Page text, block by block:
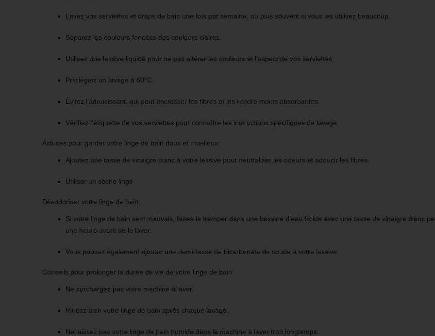
Lavez vos serviettes et draps de bain une fois par semaine ou plus souvent si vous les utilisez beaucoup.
Séparez les couleurs foncées des couleurs claires.
Utilisez une lessive liquide pour ne pas altérer les couleurs et l'aspect de vos serviettes
Privilégiez un lavage à 60°C
Évitez l'adoucissant qui peut encrasser les fibres et les rendre moins absorbantes.
Vérifiez l'étiquette de vos serviettes pour connaître les instructions spécifiques de lavage.
Astuces pour garder votre linge de bain doux et moelleux:
Ajoutez une tasse de vinaigre blanc à votre lessive pour neutraliser les odeurs et adoucir les fibres.
Utiliser un sèche linge
Désodoriser votre linge de bain:
Si votre linge de bain sent mauvais, faites-le tremper dans une bassine d'eau froide avec une tasse de vinaigre blanc
une heure avant de le laver.
Vous pouvez également ajouter une demi-tasse de bicarbonate de soude à votre lessive.
Conseils pour prolonger la durée de vie de votre linge de bain:
Ne surchargez pas votre machine à laver.
Rincez bien votre linge de bain après chaque lavage.
Ne laissez pas votre linge de bain humide dans la machine à laver trop longtemps.